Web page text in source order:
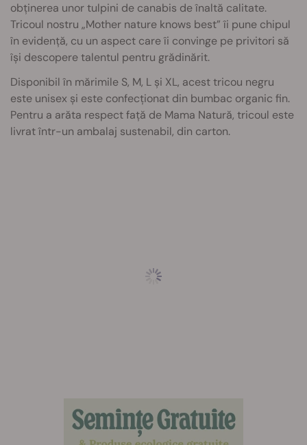
obținerea unor tulpini de canabis de înaltă calitate.
Tricoul nostru „Mother nature knows best” îi pune chipul
în evidență, cu un aspect care îi convinge pe privitori să
își descopere talentul pentru grădinărit.
Disponibil în mărimile S, M, L și XL, acest tricou negru
este unisex și este confecționat din bumbac organic fin.
Pentru a arăta respect față de Mama Natură, tricoul este
livrat într-un ambalaj sustenabil, din carton.